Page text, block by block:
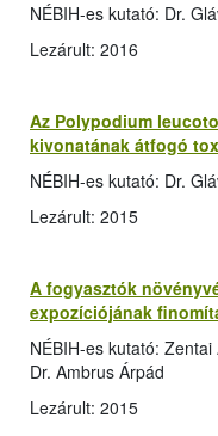
NÉBIH-es kutató: Dr.
Lezárult: 2016
Az Polypodium
kivonatának átfogó
NÉBIH-es kutató: Dr.
Lezárult: 2015
A fogyasztók
expozíciójának
NÉBIH-es kutató:
Dr. Ambrus Árpád
Lezárult: 2015